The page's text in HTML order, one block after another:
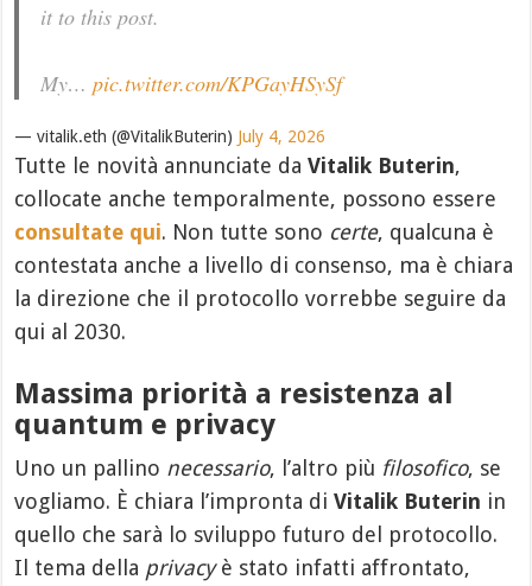
it to this post.
My…pic.twitter.com/KPGayHSySf
— vitalik.eth (@VitalikButerin) July 4, 2026
Tutte le novità annunciate daVitalik Buterin,
collocate anche temporalmente, possono essere
consultate qui. Non tutte sono certe, qualcuna è
contestata anche a livello di consenso, ma è chiara
la direzione che il protocollo vorrebbe seguire da
qui al 2030.
Massima priorità a resistenza al
quantum e privacy
Uno un pallino necessario, l’altro più filosofico, se
vogliamo. È chiara l’impronta diVitalik Buterin in
quello che sarà lo sviluppo futuro del protocollo.
Il tema della privacyè stato infatti affrontato,